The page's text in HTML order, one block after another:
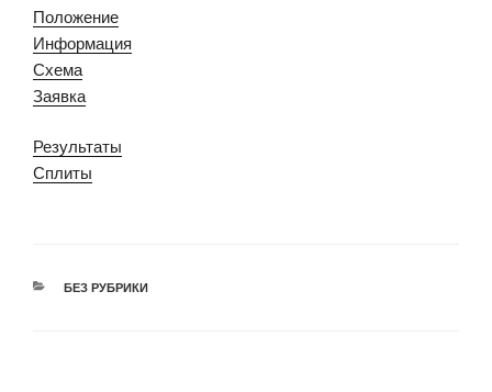
Положение
Информация
Схема
Заявка
Результаты
Сплиты
РУБРИКИ
БЕЗ РУБРИКИ